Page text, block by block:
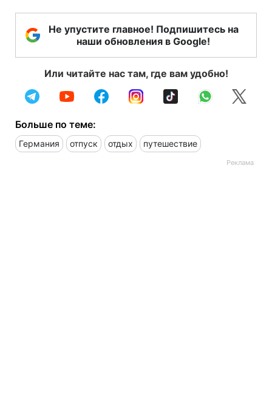
Не упустите главное! Подпишитесь на
наши обновления в Google!
Или читайте нас там, где вам удобно!
Больше по теме:
Германия отпуск отдых путешествие